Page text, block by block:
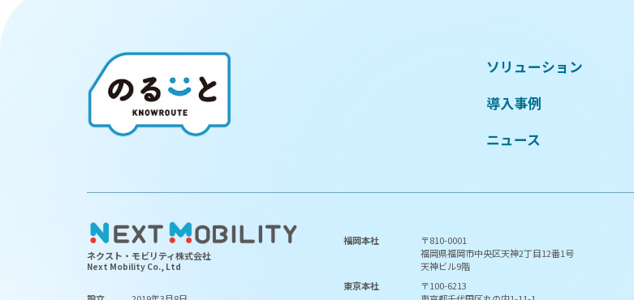
ソリューション
導入事例
ニュース
ネクスト・モビリティ株式会社
Next Mobility Co., Ltd
福岡本社
〒810-0001
福岡県福岡市中央区天神2丁目12番1号
天神ビル9階
東京本社
〒100-6213